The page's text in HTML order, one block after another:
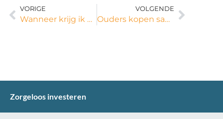
VORIGE
Wanneer krijg ik bij Ferax Vastgoed rente? Meteen?
VOLGENDE
Ouders kopen samen met Ferax Vastgoed een huis
Zorgeloos investeren